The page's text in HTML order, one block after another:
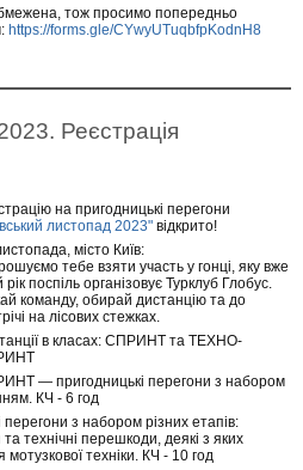
тож просимо попередньо
https://forms.gle/CYwyUTuqbfpKodnH8
Реєстрація
на пригодницькі перегони
листопад 2023"відкрито!
місто Київ:
тебе взяти участь у гонці, яку вже
рік поспіль організовує Турклуб Глобус.
команду, обирай дистанцію та до
на лісових стежках.
в класах: СПРИНТ та ТЕХНО-
— пригодницькі перегони з набором
КЧ - 6 год
з набором різних етапів:
технічні перешкоди, деякі з яких
техніки. КЧ - 10 год